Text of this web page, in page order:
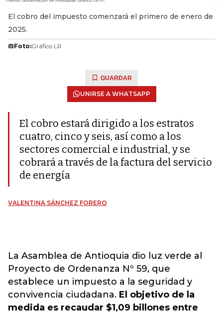
El cobro del impuesto comenzará el primero de enero de
2025.
Foto:Gráfico LR
GUARDAR
UNIRSE A WHATSAPP
El cobro estará dirigido a los estratos
cuatro, cinco y seis, así como a los
sectores comercial e industrial, y se
cobrará a través de la factura del servicio
de energía
VALENTINA SÁNCHEZ FORERO
La Asamblea de Antioquia dio luz verde al
Proyecto de Ordenanza Nº 59, que
establece un impuesto a la seguridad y
convivencia ciudadana. El objetivo de la
medida es recaudar $1,09 billones entre